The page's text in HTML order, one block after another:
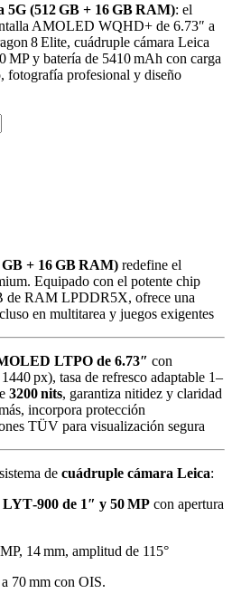
5G (512 GB + 16 GB RAM): el
AMOLED WQHD+ de 6.73″ a
8 Elite, cuádruple cámara Leica
MP y batería de 5410 mAh con carga
fotografía profesional y diseño
+ 16 GB RAM) redefine el
Equipado con el potente chip
de RAM LPDDR5X, ofrece una
en multitarea y juegos exigentes
LTPO de 6.73″ con
px), tasa de refresco adaptable 1–
3200 nits, garantiza nitidez y claridad
incorpora protección
TÜV para visualización segura
de cuádruple cámara Leica:
LYT‑900 de 1″ y 50 MP con apertura
14 mm, amplitud de 115°
70 mm con OIS.